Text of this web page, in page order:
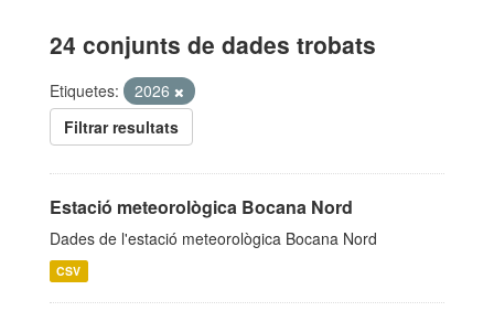
24 conjunts de dades trobats
Etiquetes:
2026
Filtrar resultats
Estació meteorològica Bocana Nord
Dades de l'estació meteorològica Bocana Nord
CSV